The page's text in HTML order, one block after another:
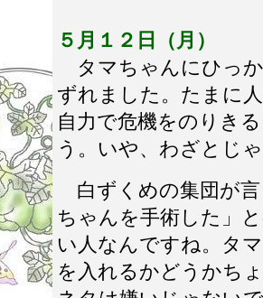
５月１２日（月）
タマちゃんにひっ
ずれました。たまに
自力で危機をのりき
う。いや、わざとじ
白ずくめの集団が
ちゃんを手術した」
い人なんですね。タ
を入れるかどうかち